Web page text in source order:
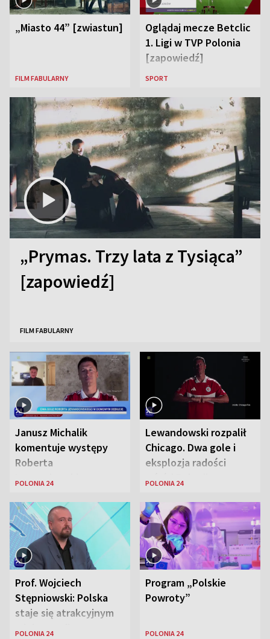
„Miasto 44” [zwiastun]
FILM FABULARNY
Oglądaj mecze Betclic
1. Ligi w TVP Polonia
[zapowiedź]
SPORT
„Prymas. Trzy lata z Tysiąca”
[zapowiedź]
FILM FABULARNY
Janusz Michalik
komentuje występy
Roberta
Lewandowskiego w
Zjednoczonych
POLONIA 24
Lewandowski rozpalił
Chicago. Dwa gole i
eksplozja radości
wśród Polonii
POLONIA 24
Prof. Wojciech
Stępniowski: Polska
staje się atrakcyjnym
miejscem dla
POLONIA 24
Program „Polskie
Powroty”
POLONIA 24